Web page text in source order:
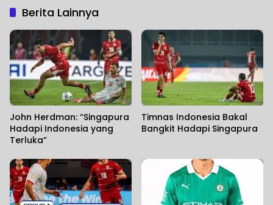
Berita Lainnya
John Herdman: “Singapura
Hadapi Indonesia yang
Terluka”
Timnas Indonesia Bakal
Bangkit Hadapi Singapura